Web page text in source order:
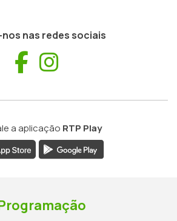
nas redes sociais
Facebook
a aplicação RTP Play